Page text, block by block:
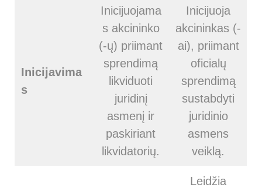
Inicijavima
s
Inicijuojama
s akcininko
(-ų) priimant
sprendimą
likviduoti
juridinį
asmenį ir
paskiriant
likvidatorių.
Inicijuoja
akcininkas (-
ai), priimant
oficialų
sprendimą
sustabdyti
juridinio
asmens
veiklą.
Leidžia